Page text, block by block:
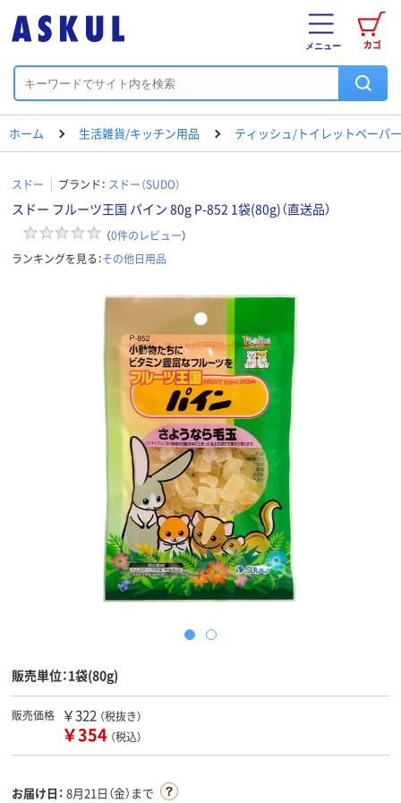
カゴ
メニュー
ホーム 生活雑貨/キッチン用品 ティッシュ/トイレットペーパ
スドー ブランド： スドー（SUDO）
スドー フルーツ王国 パイン 80g P-852 1袋(80g)（直送品）
（0件のレビュー）
ランキングを見る：その他日用品
販売単位：1袋(80g)
販売価格 ￥322 （税抜き）
￥354 （税込）
お届け日： 8月21日（金）まで